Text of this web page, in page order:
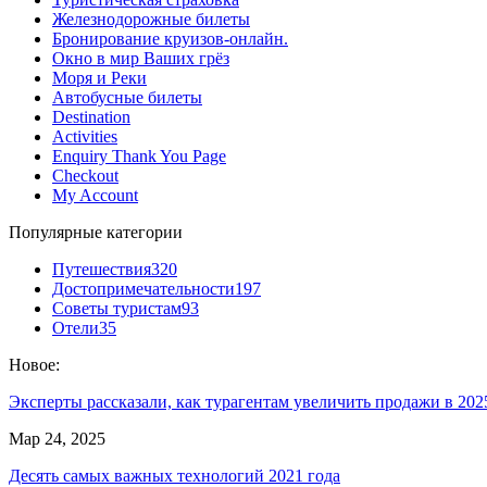
Железнодорожные билеты
Бронирование круизов-онлайн.
Окно в мир Ваших грёз
Моря и Реки
Автобусные билеты
Destination
Activities
Enquiry Thank You Page
Checkout
My Account
Популярные категории
Путешествия320
Достопримечательности197
Советы туристам93
Отели35
Новое:
Эксперты рассказали, как турагентам увеличить продажи в
Мар 24, 2025
Десять самых важных технологий 2021 года